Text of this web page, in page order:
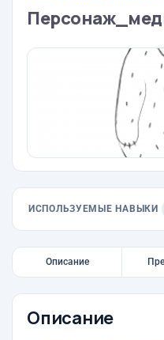
ИСПОЛЬЗУЕМЫЕ НАВЫКИ
Описание
Описание